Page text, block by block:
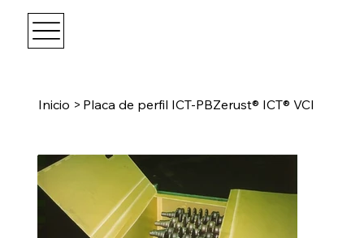
Inicio > Placa de perfil ICT-PBZerust® ICT® VCI